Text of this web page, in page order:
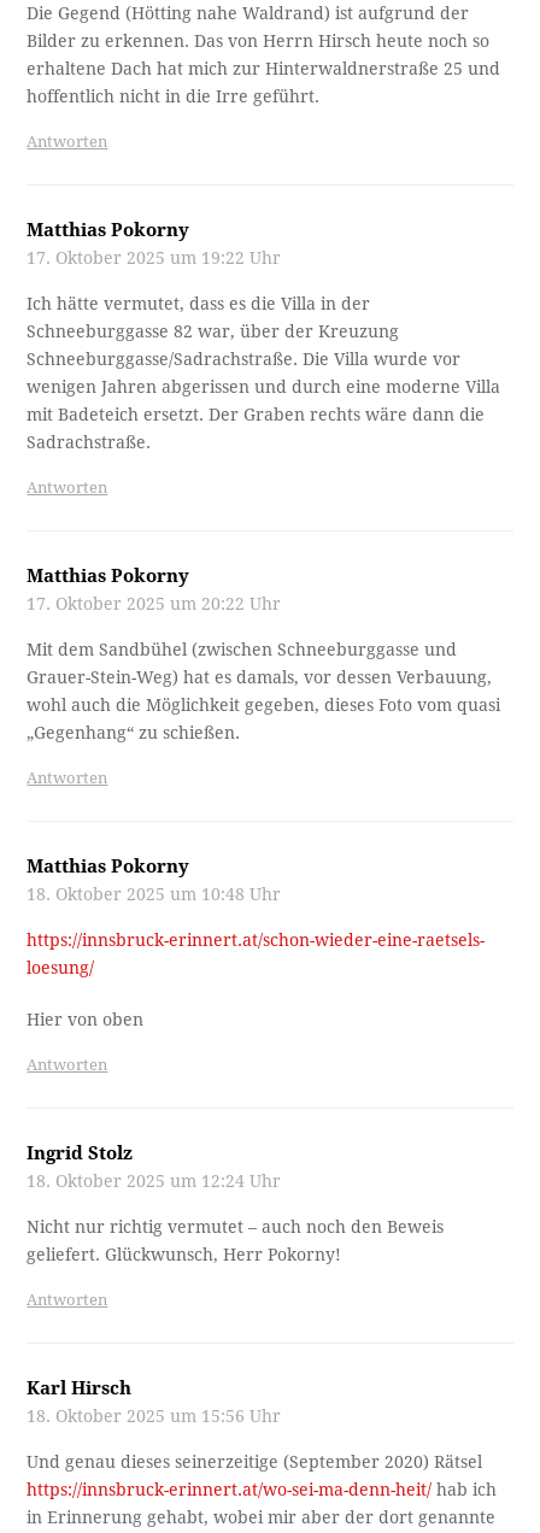
Die Gegend (Hötting nahe Waldrand) ist aufgrund der
Bilder zu erkennen. Das von Herrn Hirsch heute noch so
erhaltene Dach hat mich zur Hinterwaldnerstraße 25 und
hoffentlich nicht in die Irre geführt.
Antworten
Matthias Pokorny
17. Oktober 2025 um 19:22 Uhr
Ich hätte vermutet, dass es die Villa in der
Schneeburggasse 82 war, über der Kreuzung
Schneeburggasse/Sadrachstraße. Die Villa wurde vor
wenigen Jahren abgerissen und durch eine moderne Villa
mit Badeteich ersetzt. Der Graben rechts wäre dann die
Sadrachstraße.
Antworten
Matthias Pokorny
17. Oktober 2025 um 20:22 Uhr
Mit dem Sandbühel (zwischen Schneeburggasse und
Grauer-Stein-Weg) hat es damals, vor dessen Verbauung,
wohl auch die Möglichkeit gegeben, dieses Foto vom quasi
„Gegenhang“ zu schießen.
Antworten
Matthias Pokorny
18. Oktober 2025 um 10:48 Uhr
https://innsbruck-erinnert.at/schon-wieder-eine-raetsels-
loesung/
Hier von oben
Antworten
Ingrid Stolz
18. Oktober 2025 um 12:24 Uhr
Nicht nur richtig vermutet – auch noch den Beweis
geliefert. Glückwunsch, Herr Pokorny!
Antworten
Karl Hirsch
18. Oktober 2025 um 15:56 Uhr
Und genau dieses seinerzeitige (September 2020) Rätsel
https://innsbruck-erinnert.at/wo-sei-ma-denn-heit/ hab ich
in Erinnerung gehabt, wobei mir aber der dort genannte